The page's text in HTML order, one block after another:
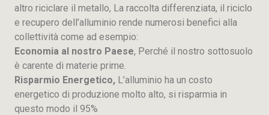
altro riciclare il metallo, La raccolta differenziata, il riciclo
e recupero dell’alluminio rende numerosi benefici alla
collettività come ad esempio:
Economia al nostro Paese, Perché il nostro sottosuolo
è carente di materie prime.
Risparmio Energetico, L’alluminio ha un costo
energetico di produzione molto alto, si risparmia in
questo modo il 95%